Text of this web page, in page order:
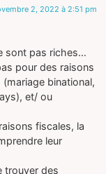
2, 2022 à 2:51 pm
sont pas riches…
pour des raisons
binational,
et/ ou
fiscales, la
leur
trouver des